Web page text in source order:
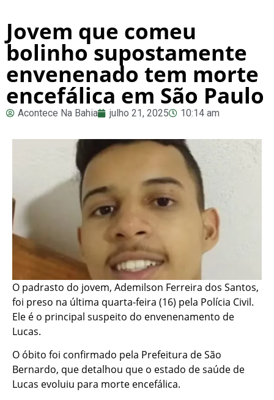
Jovem que comeu
bolinho supostamente
envenenado tem morte
encefálica em São Paulo
Acontece Na Bahia julho 21, 2025 10:14 am
O padrasto do jovem, Ademilson Ferreira dos Santos,
foi preso na última quarta-feira (16) pela Polícia Civil.
Ele é o principal suspeito do envenenamento de
Lucas.
O óbito foi confirmado pela Prefeitura de São
Bernardo, que detalhou que o estado de saúde de
Lucas evoluiu para morte encefálica.